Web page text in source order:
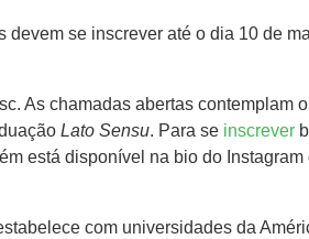
se inscrever até o dia 10 de
As chamadas abertas contemplam o
Lato Sensu. Para se inscrever
está disponível na bio do Instagram
com universidades da